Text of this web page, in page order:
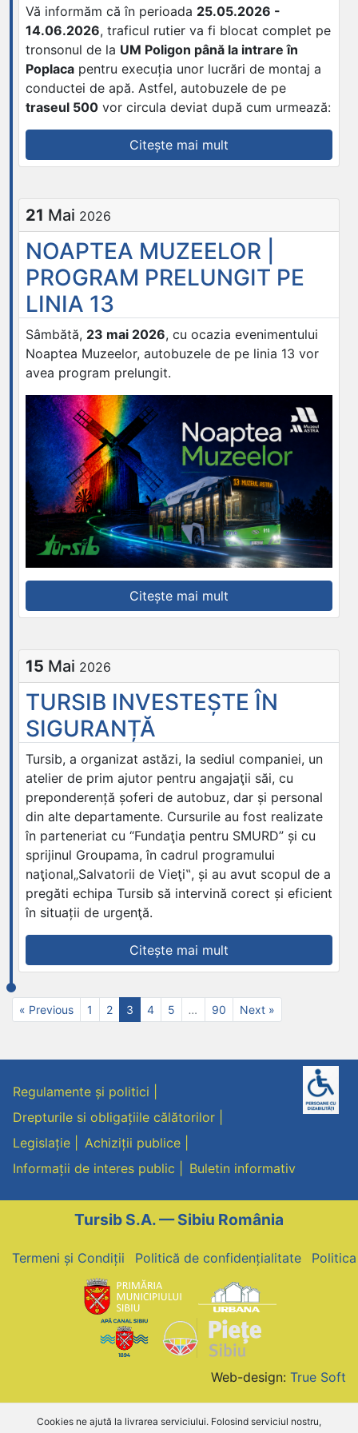
Vă informăm că în perioada 25.05.2026 -
14.06.2026, traficul rutier va fi blocat complet pe
tronsonul de la UM Poligon până la intrare în
Poplaca pentru execuția unor lucrări de montaj a
conductei de apă. Astfel, autobuzele de pe
traseul 500 vor circula deviat după cum urmează:
Citește mai mult
DE
PE
500
ÎN
PERIOADA
-
14.06.2026”
21 Mai 2026
NOAPTEA MUZEELOR |
PROGRAM PRELUNGIT PE
LINIA 13
Sâmbătă, 23 mai 2026, cu ocazia evenimentului
Noaptea Muzeelor, autobuzele de pe linia 13 vor
avea program prelungit.
Citește mai mult
MUZEELOR
PROGRAM
PE
LINIA
15 Mai 2026
TURSIB INVESTEȘTE ÎN
SIGURANȚĂ
Tursib, a organizat astăzi, la sediul companiei, un
atelier de prim ajutor pentru angajaţii săi, cu
preponderență șoferi de autobuz, dar și personal
din alte departamente. Cursurile au fost realizate
în parteneriat cu “Fundaţia pentru SMURD” și cu
sprijinul Groupama, în cadrul programului
naţional„Salvatorii de Vieţi‟, și au avut scopul de a
pregăti echipa Tursib să intervină corect și eficient
în situații de urgenţă.
Citește mai mult
INVESTEȘTE
SIGURANȚĂ”
« Previous 1 2 3 4 5 … 90 Next »
Regulamente și politici
Drepturile si obligațiile călătorilor
Legislație
Achiziții publice
Informații de interes public
Buletin informativ
Tursib S.A. — Sibiu România
Termeni și Condiții Politică de confidențialitate
Web-design: True Soft
Cookies ne ajută la livrarea serviciului. Folosind serviciul nostru,